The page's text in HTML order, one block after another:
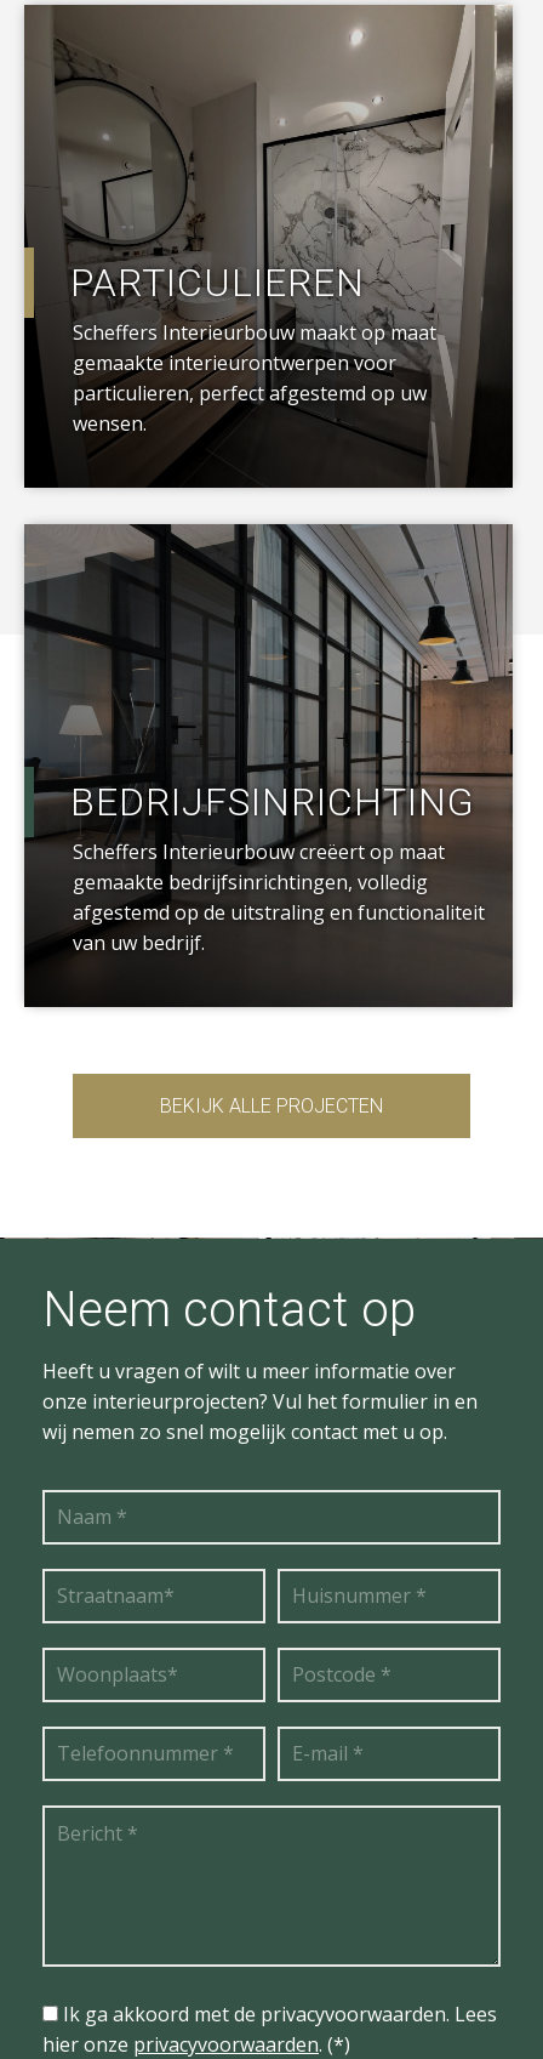
PARTICULIEREN
Scheffers Interieurbouw maakt op maat
gemaakte interieurontwerpen voor
particulieren, perfect afgestemd op uw
wensen.
BEDRIJFSINRICHTING
Scheffers Interieurbouw creëert op maat
gemaakte bedrijfsinrichtingen, volledig
afgestemd op de uitstraling en functionaliteit
van uw bedrijf.
a
BEKIJK ALLE PROJECTEN
Neem contact op
Heeft u vragen of wilt u meer informatie over
onze interieurprojecten? Vul het formulier in en
wij nemen zo snel mogelijk contact met u op.
Ik ga akkoord met de privacyvoorwaarden. Lees
hier onze privacyvoorwaarden. (*)